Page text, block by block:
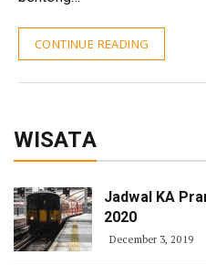
CONTINUE READING
WISATA
Jadwal KA
2020
December 3, 2019